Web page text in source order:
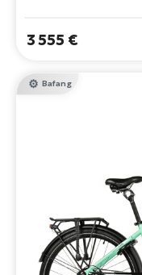
3 555 €
Bafang